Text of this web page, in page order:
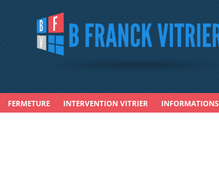
FERMETURE INTERVENTION VITRIER INFORMATIONS